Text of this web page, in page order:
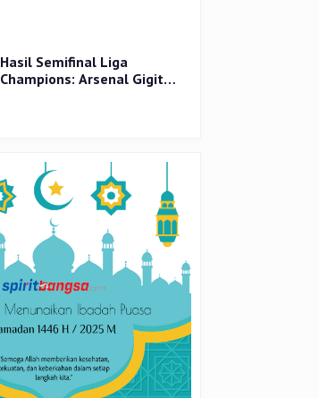
Hasil Semifinal Liga
Champions: Arsenal Gigit